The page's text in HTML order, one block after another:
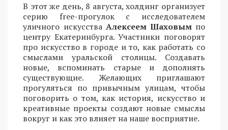
В этот же день, 8 августа, холдинг организует
серию free-прогулок с исследователем
уличного искусства Алексеем Шаховым по
центру Екатеринбурга. Участники поговорят
про искусство в городе и то, как работать со
смыслами уральской столицы. Создавать
новые, вспоминать старые и дополнять
существующие. Желающих приглашают
прогуляться по привычным улицам, чтобы
поговорить о том, как история, искусство и
креативные проекты создают новые смыслы
вокруг и как это влияет на наше восприятие.